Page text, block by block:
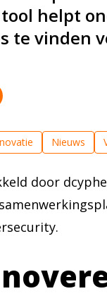
helpt
te vinden
Nieuws
door